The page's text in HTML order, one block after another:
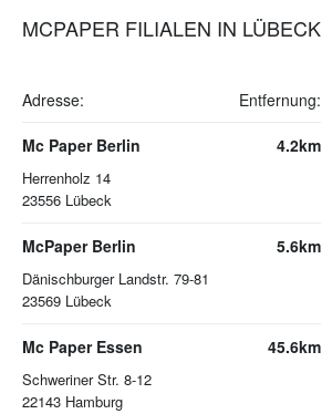
MCPAPER FILIALEN IN LÜBECK
Adresse: Entfernung:
Mc Paper Berlin
Herrenholz 14
23556 Lübeck
4.2km
McPaper Berlin
Dänischburger Landstr. 79-81
23569 Lübeck
5.6km
Mc Paper Essen
Schweriner Str. 8-12
22143 Hamburg
45.6km